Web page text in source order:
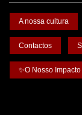
A nossa cultura
Contactos
✨O Nosso Impacto